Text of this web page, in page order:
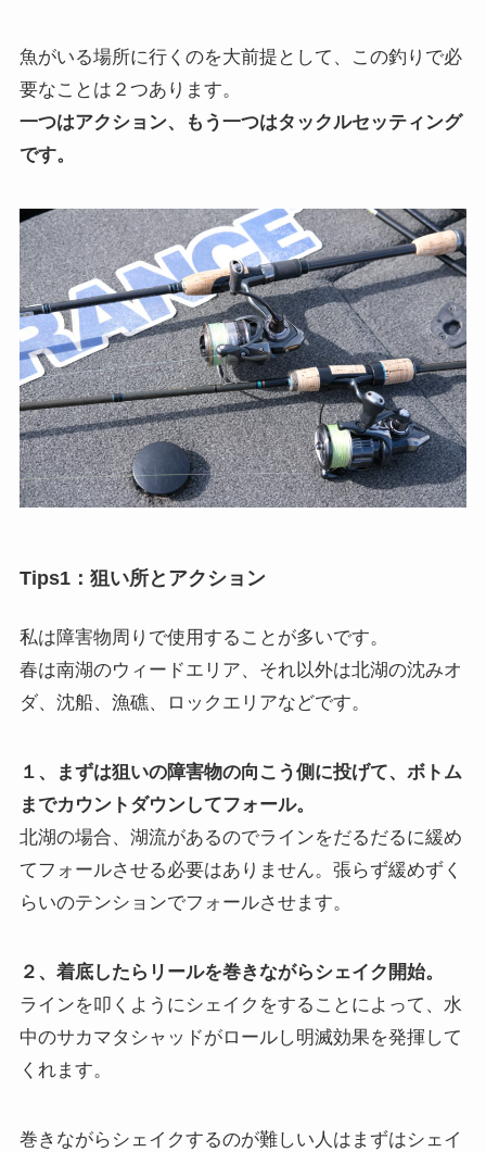
魚がいる場所に行くのを大前提として、この釣りで必
要なことは２つあります。
一つはアクション、もう一つはタックルセッティング
です。
Tips1： 狙い所と アクション
私は障害物周りで使用することが多いです。
春は南湖のウィードエリア、それ以外は北湖の沈みオ
ダ、沈船、漁礁、ロックエリアなどです。
１、まずは狙いの障害物の向こう側に投げて、ボトム
までカウントダウンしてフォール。
北湖の場合、湖流があるのでラインをだるだるに緩め
てフォールさせる必要はありません。張らず緩めずく
らいのテンションでフォールさせます。
２、着底したらリールを巻きながらシェイク開始。
ラインを叩くようにシェイクをすることによって、水
中のサカマタシャッドがロールし明滅効果を発揮して
くれます。
巻きながらシェイクするのが難しい人はまずはシェイ